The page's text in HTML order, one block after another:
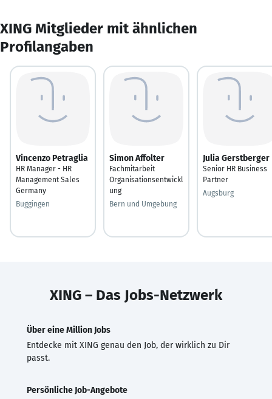
XING Mitglieder mit ähnlichen
Profilangaben
Vincenzo Petraglia
HR Manager - HR
Management Sales
Germany
Buggingen
Simon Affolter
Fachmitarbeit
Organisationsentwickl
ung
Bern und Umgebung
Julia Gerstberger
Senior HR Business
Partner
Augsburg
XING – Das Jobs-Netzwerk
Über eine Million Jobs
Entdecke mit XING genau den Job, der wirklich zu Dir
passt.
Persönliche Job-Angebote